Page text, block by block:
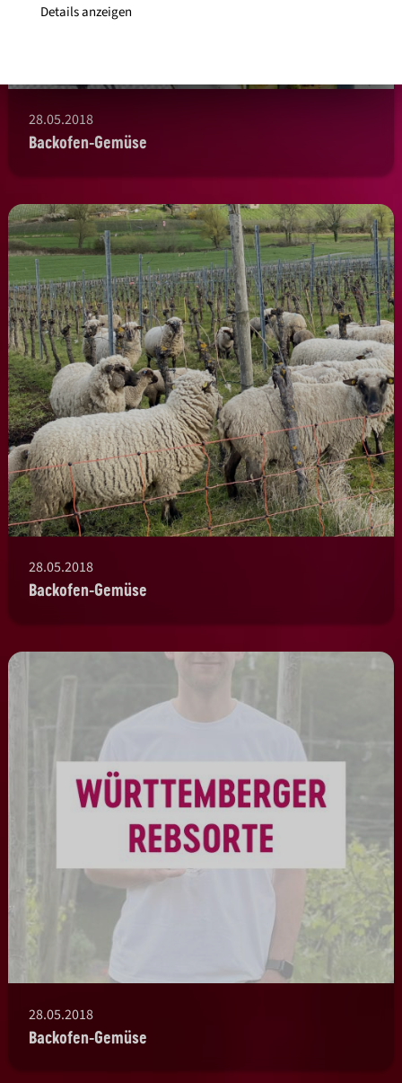
28.05.2018
Backofen-Gemüse
28.05.2018
Backofen-Gemüse
28.05.2018
Backofen-Gemüse
Details anzeigen